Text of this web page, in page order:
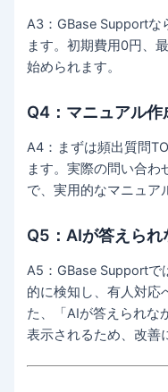
A3：GBase Supportな
ます。初期費用0円、
始められます。
Q4：マニュアル作
A4：まずは頻出質問
ます。実際の問い合わ
で、実用的なマニュア
Q5：AIが答えられ
A5：GBase Supportで
的に検知し、有人対応
た、「AIが答えられな
表示されるため、改善